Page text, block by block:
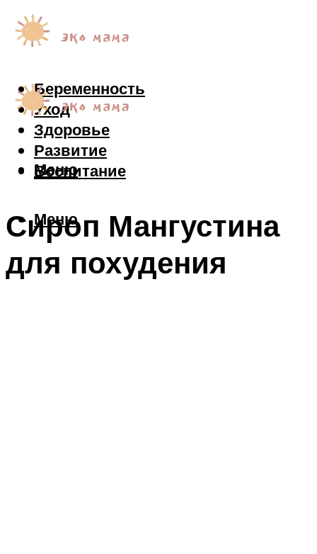
Беременность
Уход
Здоровье
Развитие
Воспитание
Меню
Меню
Сироп Мангустина
для похудения